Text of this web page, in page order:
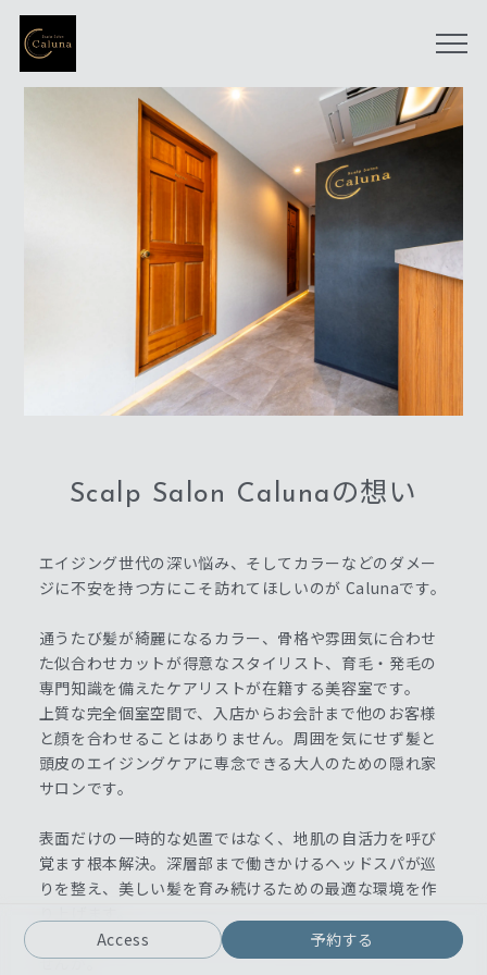
Scalp Salon Calunaの想い
エイジング世代の深い悩み、そしてカラーなどのダメー
ジに不安を持つ方にこそ訪れてほしいのが Calunaです。
通うたび髪が綺麗になるカラー、骨格や雰囲気に合わせ
た似合わせカットが得意なスタイリスト、育毛・発毛の
専門知識を備えたケアリストが在籍する美容室です。
上質な完全個室空間で、入店からお会計まで他のお客様
と顔を合わせることはありません。周囲を気にせず髪と
頭皮のエイジングケアに専念できる大人のための隠れ家
サロンです。
表面だけの一時的な処置ではなく、地肌の自活力を呼び
覚ます根本解決。深層部まで働きかけるヘッドスパが巡
りを整え、美しい髪を育み続けるための最適な環境を作
10年先も笑顔で毎日が輝ける予防美容をここから始めま
せんか。
Access 予約する